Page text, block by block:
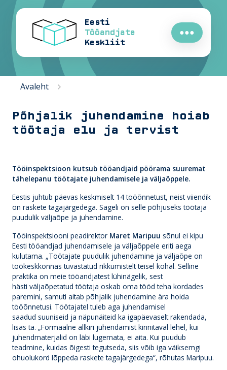
Eesti
Tööandjate
Keskliit
●●●
Avaleht
Põhjalik juhendamine hoiab
töötaja elu ja tervist
Tööinspektsioon kutsub tööandjaid pöörama suuremat
tähelepanu töötajate juhendamisele ja väljaõppele.
Eestis juhtub päevas keskmiselt 14 tööõnnetust, neist viiendik
on raskete tagajärgedega. Sageli on selle põhjuseks töötaja
puudulik väljaõpe ja juhendamine.
Tööinspektsiooni peadirektor Maret Maripuu sõnul ei kipu
Eesti tööandjad juhendamisele ja väljaõppele eriti aega
kulutama. „Töötajate puudulik juhendamine ja väljaõpe on
töökeskkonnas tuvastatud rikkumistelt teisel kohal. Selline
praktika on meie tööandjatest lühinägelik, sest
hästi väljaõpetatud töötaja oskab oma tööd teha kordades
paremini, samuti aitab põhjalik juhendamine ära hoida
tööõnnetusi. Töötajatel tuleb aga juhendamisel
saadud suuniseid ja näpunäiteid ka igapäevaselt rakendada,
lisas ta. „Formaalne allkiri juhendamist kinnitaval lehel, kui
juhendmaterjalid on läbi lugemata, ei aita. Kui puudub
teadmine, kuidas õigesti tegutseda, siis võib iga väiksemgi
ohuolukord lõppeda raskete tagajärgedega“, rõhutas Maripuu.